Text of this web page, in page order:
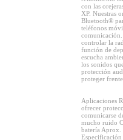
con las
XP. Nuestras
Bluetooth®
teléfonos
controlar la
función de
escucha
los sonidos
protección
proteger
Aplicaciones
ofrecer
comunicarse
mucho ruido
batería Aprox.